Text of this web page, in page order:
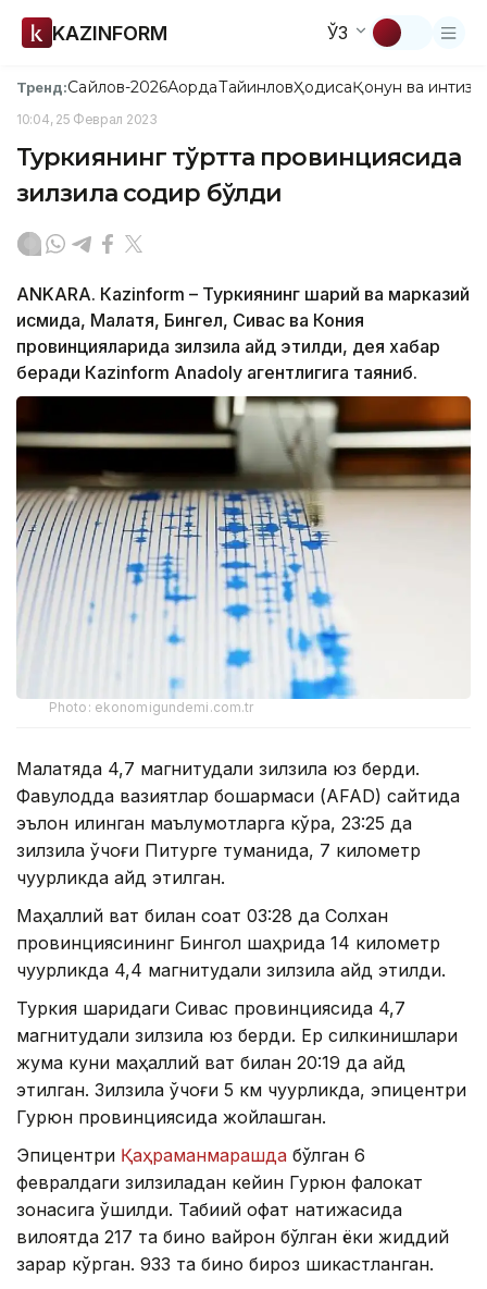
KAZINFORM ЎЗ
Тренд:Сайлов-2026АқордаТайинловҲодисаҚонун ва
10:04, 25 Феврал 2023
Туркиянинг тўртта провинциясида
зилзила содир бўлди
АNKARА. Кazinform – Туркиянинг шарқий ва марказий
қисмида, Малатя, Бингел, Сивас ва Кония
провинцияларида зилзила қайд этилди, дея хабар
беради Кazinform Аnadoly агентлигига таяниб.
Photo: ekonomigundemi.com.tr
Малатяда 4,7 магнитудали зилзила юз берди.
Фавқулодда вазиятлар бошқармаси (АFAD) сайтида
эълон қилинган маълумотларга кўра, 23:25 да
зилзила ўчоғи Питурге туманида, 7 километр
чуқурликда қайд этилган.
Маҳаллий вақт билан соат 03:28 да Солхан
провинциясининг Бингол шаҳрида 14 километр
чуқурликда 4,4 магнитудали зилзила қайд этилди.
Туркия шарқидаги Сивас провинциясида 4,7
магнитудали зилзила юз берди. Ер силкинишлари
жума куни маҳаллий вақт билан 20:19 да қайд
этилган. Зилзила ўчоғи 5 км чуқурликда, эпицентри
Гурюн провинциясида жойлашган.
Эпицентри Қаҳраманмарашда бўлган 6
февралдаги зилзиладан кейин Гурюн фалокат
зонасига қўшилди. Табиий офат натижасида
вилоятда 217 та бино вайрон бўлган ёки жиддий
зарар кўрган. 933 та бино бироз шикастланган.